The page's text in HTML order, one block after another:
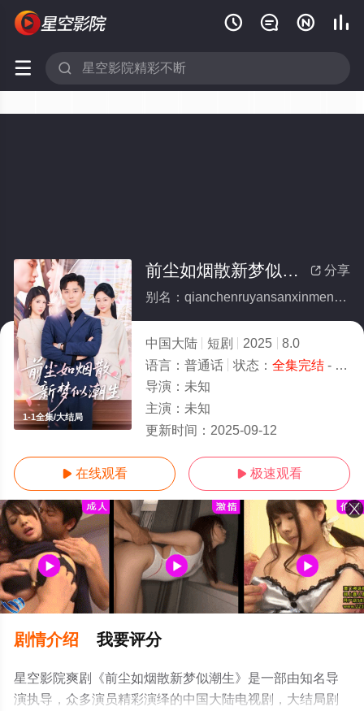
   
 
1-1全集/大结局
 分享
前尘如烟散新梦似潮生(全集)
别名：qianchenruyansanxinmengsichaosheng
中国大陆 短剧 2025
8.0
语言： 普通话 状态： 全集完结- 免费在线观看
导演： 未知
主演： 未知
更新时间： 2025-09-12
 在线观看  极速观看
剧情介绍 我要评分
星空影院爽剧《前尘如烟散新梦似潮生》是一部由知名导
演执导，众多演员精彩演绎的中国大陆电视剧，大结局剧